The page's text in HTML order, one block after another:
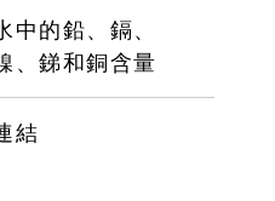
中的鉛、鎘、
、銻和銅含量
結